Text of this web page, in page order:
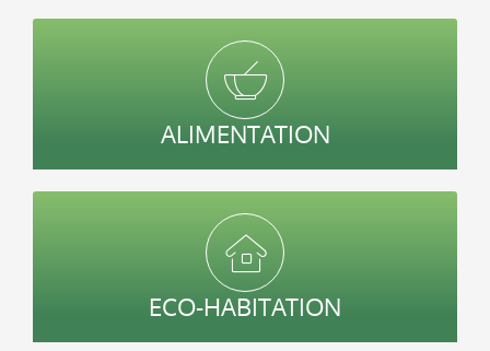
ALIMENTATION
ECO-HABITATION